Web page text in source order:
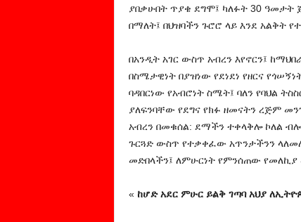
ያበቃሁበት ጥያቄ ደግሞ፤ ካለፉት 30
በማለት፤ በህዝባችን ጉሮሮ ላይ እንደ አልቅት
በአንዲት አገር ውስጥ አብረን እየኖርን፤
በስሜታዊነት በያዝነው የደነደነ የዘርና
ባዳበርነው የአብሮነት ስሜት፤ ባለን የባህል
ያለፍንባቸው የደግና የክፉ ዘመናትን ረጅም
አብረን በመቁሰል: ደማችን ተቀላቅሎ ኮለል
ጉርጓድ ውስጥ የተቃቀፈው አጥንታችንን
መድበላችን፤ ለምሁርነት የምንሰጠው የመለኪያ
« ከሆድ አደር ምሁር ይልቅ ገጣባ አህያ